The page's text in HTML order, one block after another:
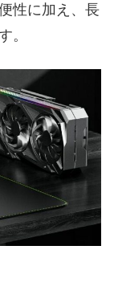
性に加え、長
。